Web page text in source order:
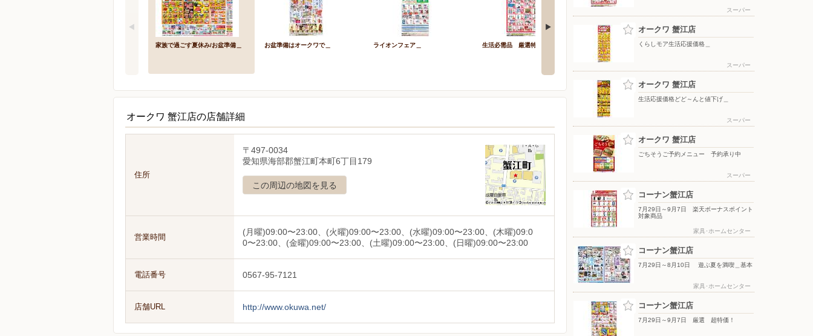
家族で過ごす夏休み/お盆準備＿ お盆準備はオークワで＿ ライオンフェア＿ 生活必需品 厳選特価＿ 月間ラッキーポイント＿ 月間得だ値スペシャル＿
オークワ 蟹江店の店舗詳細
住所
〒497-0034
愛知県海部郡蟹江町本町6丁目179
この周辺の地図を見る
営業時間
(月曜)09:00〜23:00、(火曜)09:00〜23:00、(水曜)09:00〜23:00、(木曜)09:0
0〜23:00、(金曜)09:00〜23:00、(土曜)09:00〜23:00、(日曜)09:00〜23:00
電話番号 0567-95-7121
店舗URL http://www.okuwa.net/
スーパー
オークワ 蟹江店
くらしモア生活応援価格＿
スーパー
オークワ 蟹江店
生活応援価格どど～んと値下げ＿
スーパー
オークワ 蟹江店
ごちそうご予約メニュー 予約承り中
スーパー
コーナン蟹江店
7月29日～9月7日 楽天ボーナスポイント
対象商品
家具･ホームセンター
コーナン蟹江店
7月29日～8月10日 遊ぶ夏を満喫＿基本
家具･ホームセンター
コーナン蟹江店
7月29日～9月7日 厳選 超特価！